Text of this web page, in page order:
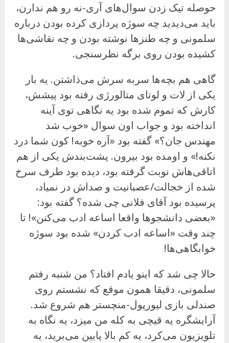
حوصله تیک زدن سوال‌های آری-نه رو هم ندارن،
باید می‌دیدید چه سوژه پردازی کرده بودن درباره
سلمونی و چه طنزها نوشته بودن و چه نقاشی‌ها
کشیده بودن روی برگه نظرسنجی.
گاهی هم بچه‌ها سربه سرش می‌ذاشتن. یه بار
یکی از لات و لوتای متالورژی رفته بود پیشش،
کارش که تموم شده بود یه نگاهی توی آینه
انداخته بود و جواب اون سوال «خوب شد
مهندس جان؟» گفته بود «آره خوبه! کون شما درد
نکنه!» و اومده بود بیرون. پشت‌بندش یکی از هم
اتاقی‌هاش نوبت گرفته بود، دیده بود طرف سرخ
شده از خجالت/عصبانیت و صداش در نمیاد،
پرسیده بود آقای فلانی چی شده؟ گفته بود:
«بعضی دانشجوها واقعا اساعه ادب می‌کنن»! تا
چند وقت «اساعه ادب کردن» شده بود سوژه
خوابگاهی‌ها!
حالا چی شد که اینو یادم افتاد؟ من شنبه رفتم
سلمونی، دقیقا همون موقع که نشستم روی
صندلی بازی لیورپول-منچستر هم شروع شد.
آرایشگره یه قیچی به کله من میزد، یه نگاه به
تلویزیون می‌کرد، یه کم بالا پایین می‌برید، یه